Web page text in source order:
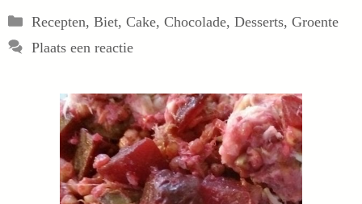
Categorieën
Recepten, Biet, Cake, Chocolade, Desserts, Groente
Plaats een reactie